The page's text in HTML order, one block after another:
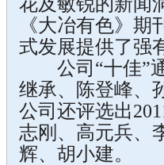
《大冶有色》
式发展提供了强
公司“十佳”通
继承、陈登峰、
公司还评选出
志刚、高元兵、
辉、胡小建。